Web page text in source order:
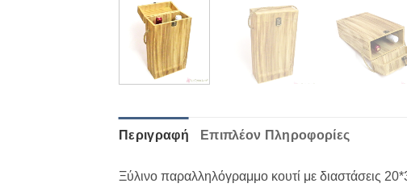
Περιγραφή Επιπλέον Πληροφορίες
Ξύλινο παραλληλόγραμμο κουτί με διαστάσεις